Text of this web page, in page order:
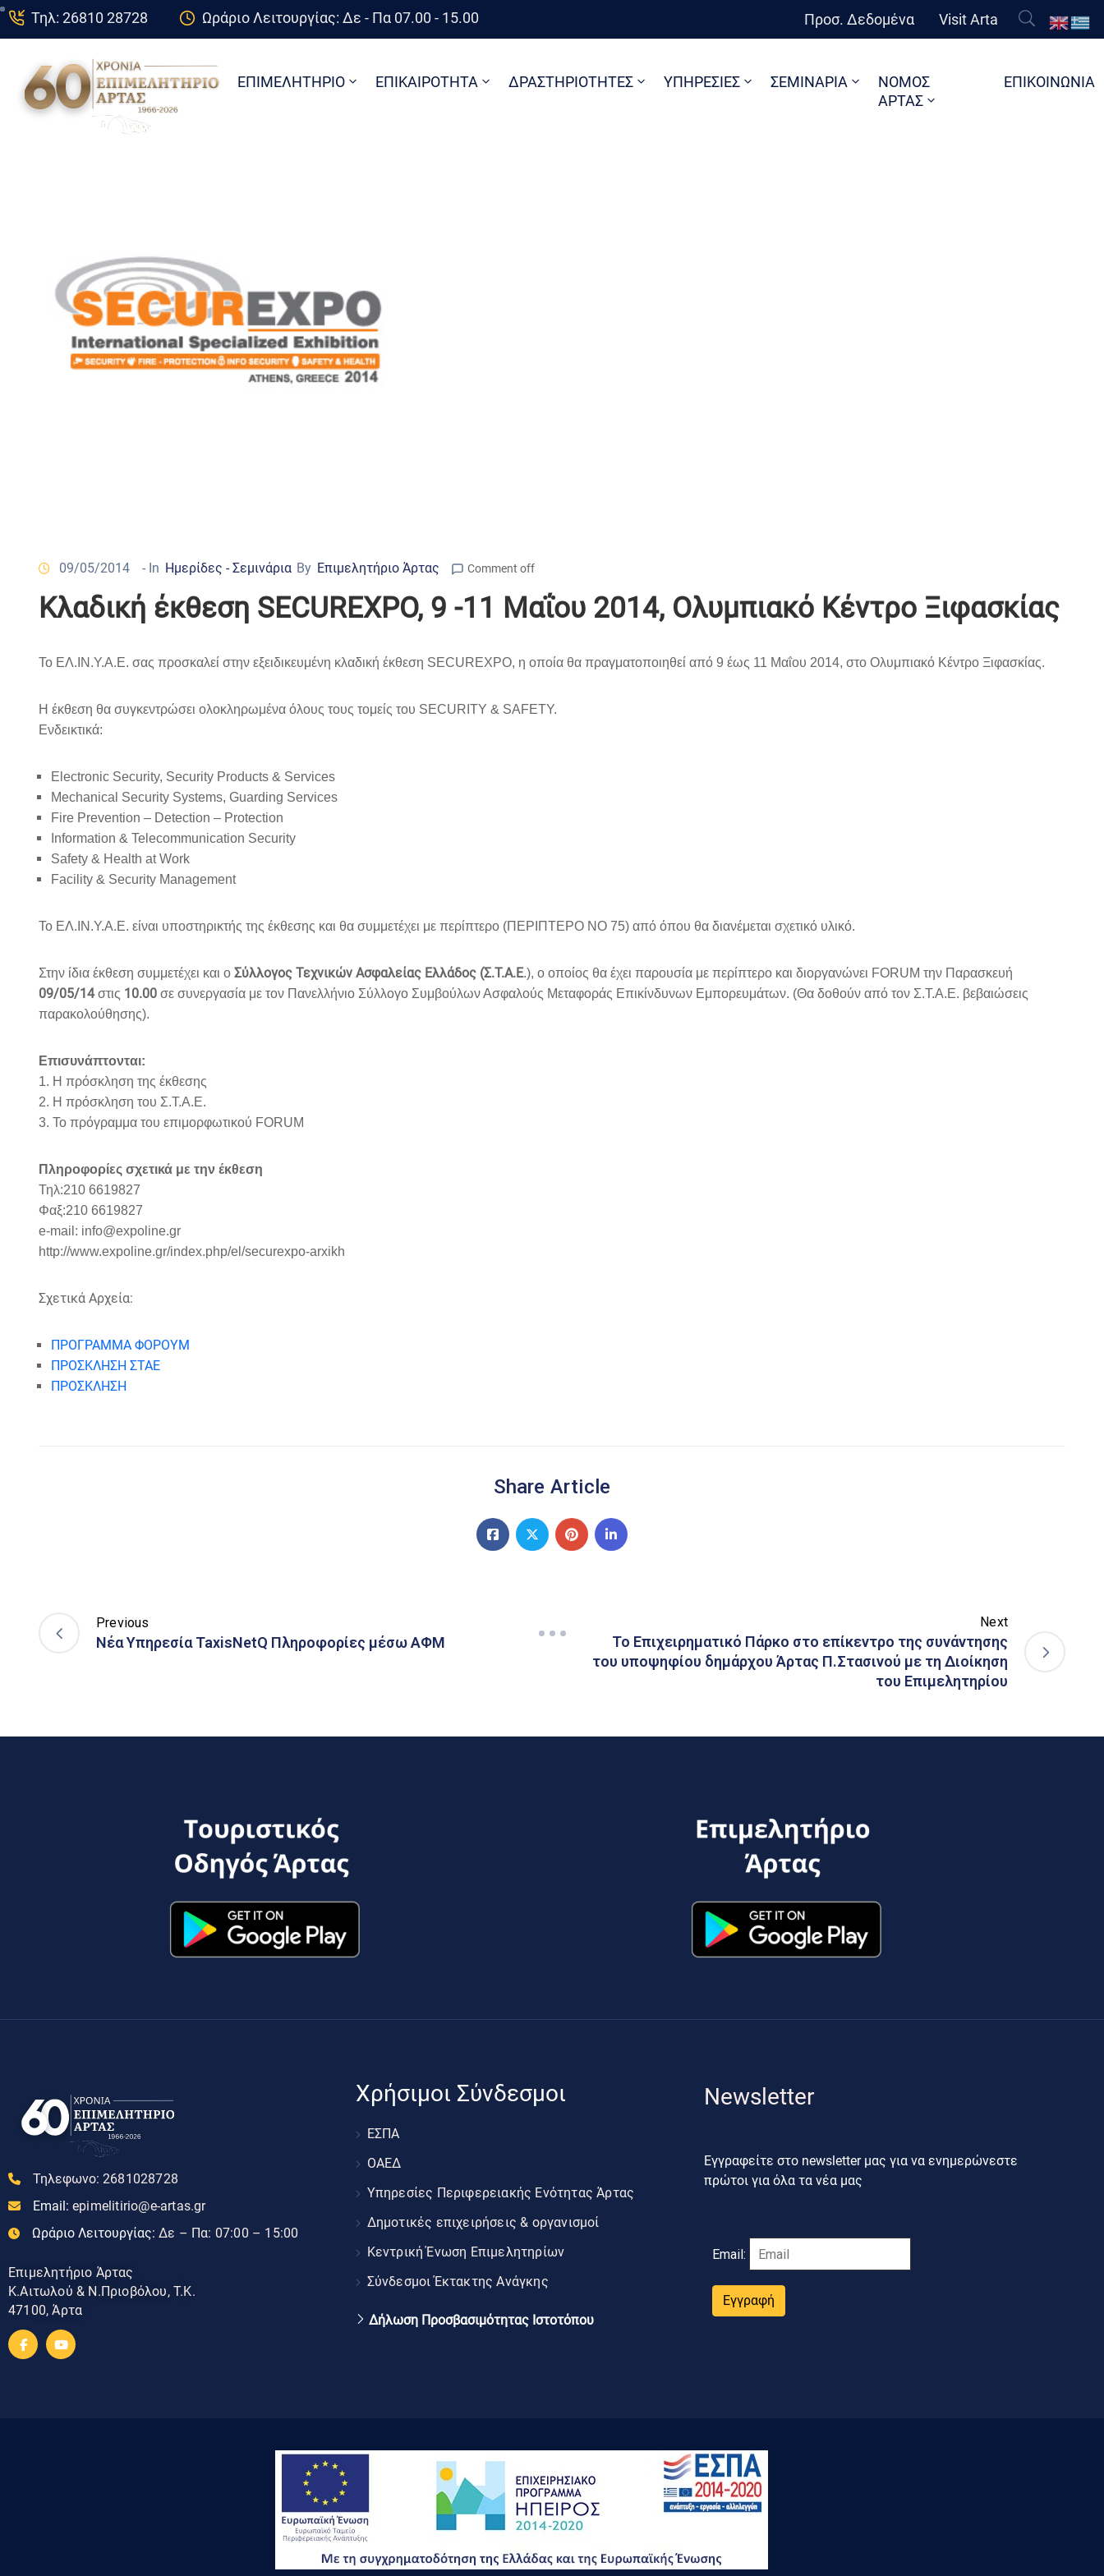
Τηλ: 26810 28728 Ωράριο Λειτουργίας: Δε - Πα 07.00 - 15.00 Προσ. Δεδομένα Visit Arta
ΕΠΙΜΕΛΗΤΗΡΙΟ ΕΠΙΚΑΙΡΟΤΗΤΑ ΔΡΑΣΤΗΡΙΟΤΗΤΕΣ ΥΠΗΡΕΣΙΕΣ ΣΕΜΙΝΑΡΙΑ
ΝΟΜΟΣ
ΑΡΤΑΣ
ΕΠΙΚΟΙΝΩΝΙΑ
09/05/2014 - In Ημερίδες - Σεμινάρια By Επιμελητήριο Άρτας Comment off
Kλαδική έκθεση SECUREXPO, 9 -11 Μαΐου 2014, Ολυμπιακό Κέντρο Ξιφασκίας
To ΕΛ.ΙΝ.Υ.Α.Ε. σας προσκαλεί στην εξειδικευμένη κλαδική έκθεση SECUREXPO, η οποία θα πραγματοποιηθεί από 9 έως 11 Μαΐου 2014, στο Ολυμπιακό Κέντρο Ξιφασκίας.
Η έκθεση θα συγκεντρώσει ολοκληρωμένα όλους τους τομείς του SECURITY & SAFETY.
Ενδεικτικά:
Electronic Security, Security Products & Services
Mechanical Security Systems, Guarding Services
Fire Prevention – Detection – Protection
Information & Telecommunication Security
Safety & Health at Work
Facility & Security Management
Το ΕΛ.ΙΝ.Υ.Α.Ε. είναι υποστηρικτής της έκθεσης και θα συμμετέχει με περίπτερο (ΠΕΡΙΠΤΕΡΟ ΝΟ 75) από όπου θα διανέμεται σχετικό υλικό.
Στην ίδια έκθεση συμμετέχει και ο Σύλλογος Τεχνικών Ασφαλείας Ελλάδος (Σ.Τ.Α.Ε.), ο οποίος θα έχει παρουσία με περίπτερο και διοργανώνει FORUM την Παρασκευή
09/05/14στις 10.00 σε συνεργασία με τον Πανελλήνιο Σύλλογο Συμβούλων Ασφαλούς Μεταφοράς Επικίνδυνων Εμπορευμάτων. (Θα δοθούν από τον Σ.Τ.Α.Ε. βεβαιώσεις
παρακολούθησης).
Επισυνάπτονται:
1. H πρόσκληση της έκθεσης
2. Η πρόσκληση του Σ.Τ.Α.Ε.
3. Το πρόγραμμα του επιμορφωτικού FORUM
Πληροφορίες σχετικά με την έκθεση
Τηλ:210 6619827
Φαξ:210 6619827
e-mail: info@expoline.gr
http://www.expoline.gr/index.php/el/securexpo-arxikh
Σχετικά Αρχεία:
ΠΡΟΓΡΑΜΜΑ ΦΟΡΟΥΜ
ΠΡΟΣΚΛΗΣΗ ΣΤΑΕ
ΠΡΟΣΚΛΗΣΗ
Share Article
Previous
Νέα Υπηρεσία TaxisNetQ Πληροφορίες μέσω ΑΦΜ
Next
Το Επιχειρηματικό Πάρκο στο επίκεντρο της συνάντησης
του υποψηφίου δημάρχου Άρτας Π.Στασινού με τη Διοίκηση
του Επιμελητηρίου
Τηλεφωνο: 2681028728
Email: epimelitirio@e-artas.gr
Ωράριο Λειτουργίας: Δε – Πα: 07:00 – 15:00
Επιμελητήριο Άρτας
Κ.Αιτωλού & Ν.Πριοβόλου, Τ.Κ.
47100, Άρτα
Χρήσιμοι Σύνδεσμοι
ΕΣΠΑ
ΟΑΕΔ
Υπηρεσίες Περιφερειακής Ενότητας Άρτας
Δημοτικές επιχειρήσεις & οργανισμοί
Κεντρική Ένωση Επιμελητηρίων
Σύνδεσμοι Έκτακτης Ανάγκης
Δήλωση Προσβασιμότητας Ιστοτόπου
Newsletter
Εγγραφείτε στο newsletter μας για να ενημερώνεστε
πρώτοι για όλα τα νέα μας
Email:
Εγγραφή